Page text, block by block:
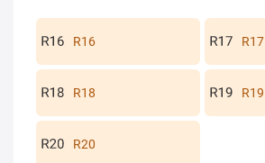
R16 R17
R18 R19
R20